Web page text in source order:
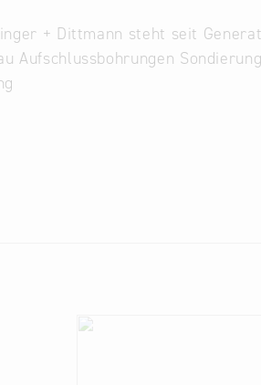
+ Dittmann steht seit
Aufschlussbohrungen